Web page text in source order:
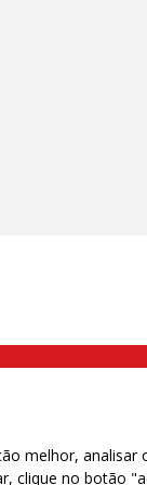
(11) 2108 9200 -
melhor,
clique no botão